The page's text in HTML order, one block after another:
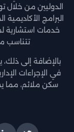
الدوليين من خلال
البرامج
خدمات استشارية
تتناسب
بالإضافة إلى
في الإجراءات
سكن ملائم، مما